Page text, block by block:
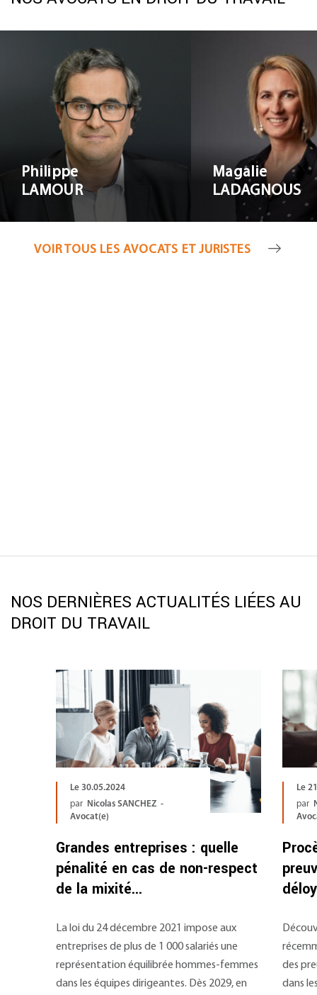
Philippe
LAMOUR
Philippe LAMOUR
Magalie
LADAGNOUS
VOIR TOUS LES AVOCATS ET JURISTES
NOS DERNIÈRES ACTUALITÉS LIÉES AU
DROIT DU TRAVAIL
Le 30.05.2024
par
Nicolas SANCHEZ -
Avocat(e)
Grandes entreprises : quelle
pénalité en cas de non-respect
de la mixité...
La loi du 24 décembre 2021 impose aux
entreprises de plus de 1 000 salariés une
représentation équilibrée hommes-femmes
dans les équipes dirigeantes. Dès 2029, en
Le
par
des
dans